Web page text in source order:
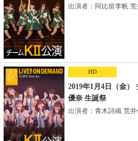
出演者：阿比留李帆 荒
HD
2019年1月4日（金
優奈 生誕祭
出演者：青木詩織 荒井